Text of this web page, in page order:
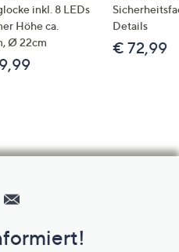
inkl. 8 LEDs
Höhe ca.
Ø 22cm
Details
€ 72,99